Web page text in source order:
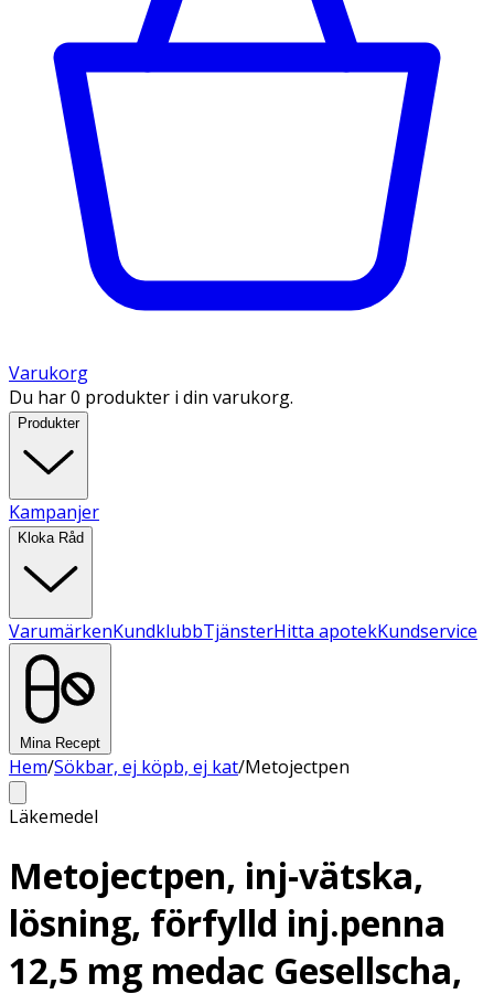
Varukorg
Du har 0 produkter i din varukorg.
Produkter
Kampanjer
Kloka Råd
VarumärkenKundklubbTjänsterHitta apotekKundservice
Mina Recept
Hem/Sökbar, ej köpb, ej kat/Metojectpen
Läkemedel
Metojectpen, inj-vätska,
lösning, förfylld inj.penna
12,5 mg medac Gesellscha,